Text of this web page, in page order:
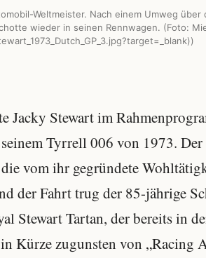
Weltmeister. Nach einem Umweg
wieder in seinen Rennwagen. (Foto:
Jacky Stewart im
Tyrrell 006 von 1973.
vom ihr gegründete
der Fahrt trug der 85-jährige
Stewart Tartan, der bereits in
Kürze zugunsten von „Racing